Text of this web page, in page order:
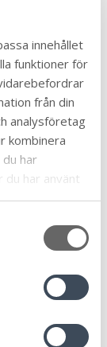
innehållet
funktioner för
från din
analysföretag
kombinera
har
du har använt
tid för